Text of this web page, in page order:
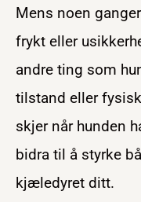
Mens noen
frykt eller
andre ting som
tilstand eller
skjer når hunden
bidra til å styrke
kjæledyret ditt.